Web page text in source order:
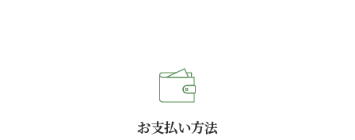
お支払い方法